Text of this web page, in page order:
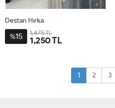
Destan Hırka
%15 1,475 TL
1,250 TL
1 2 3